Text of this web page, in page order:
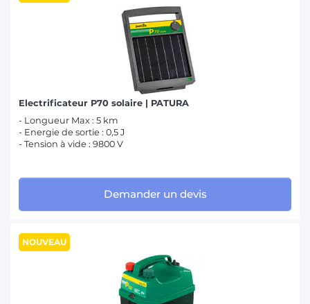
Electrificateur P70 solaire | PATURA
- Longueur Max : 5 km
- Energie de sortie : 0,5 J
- Tension à vide : 9800 V
Demander un devis
NOUVEAU